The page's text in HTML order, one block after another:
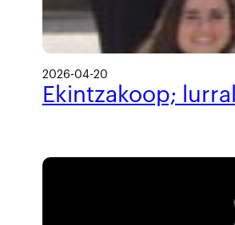
2026-04-20
Ekintzakoop;